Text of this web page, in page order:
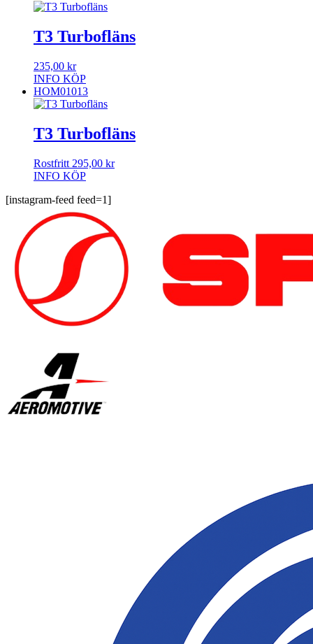
T3 Turbofläns
235,00 kr
INFO KÖP
HOM01013
T3 Turbofläns
Rostfritt 295,00 kr
INFO KÖP
[instagram-feed feed=1]